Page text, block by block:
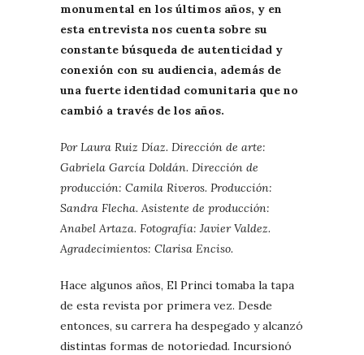
monumental en los últimos años, y en
esta entrevista nos cuenta sobre su
constante búsqueda de autenticidad y
conexión con su audiencia, además de
una fuerte identidad comunitaria que no
cambió a través de los años.
Por Laura Ruiz Díaz. Dirección de arte:
Gabriela García Doldán. Dirección de
producción: Camila Riveros. Producción:
Sandra Flecha. Asistente de producción:
Anabel Artaza. Fotografía: Javier Valdez.
Agradecimientos: Clarisa Enciso.
Hace algunos años, El Princi tomaba la tapa
de esta revista por primera vez. Desde
entonces, su carrera ha despegado y alcanzó
distintas formas de notoriedad. Incursionó